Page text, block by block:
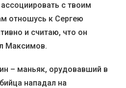
с твоим
отношусь к Сергею
и считаю, что он
Максимов.
– маньяк, орудовавший в
нападал на